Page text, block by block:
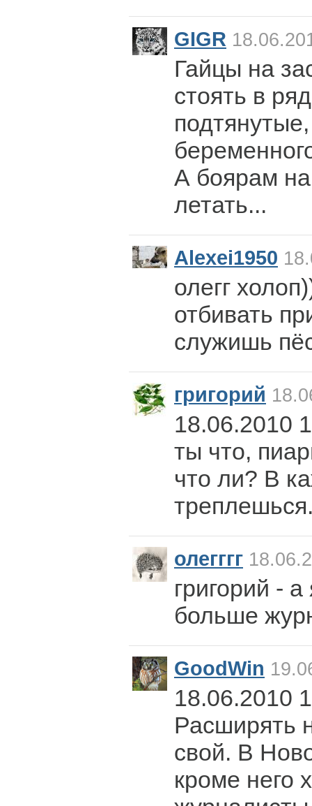
GIGR
Гайцы на
стоять в
А боярам
летать...
Alexei1950
олегг
отбивать
служишь
григорий
18.06.2010
ты что,
что ли? В
олегггг
григорий -
больше
GoodWin
18.06.2010
Расширять
свой. В
кроме него